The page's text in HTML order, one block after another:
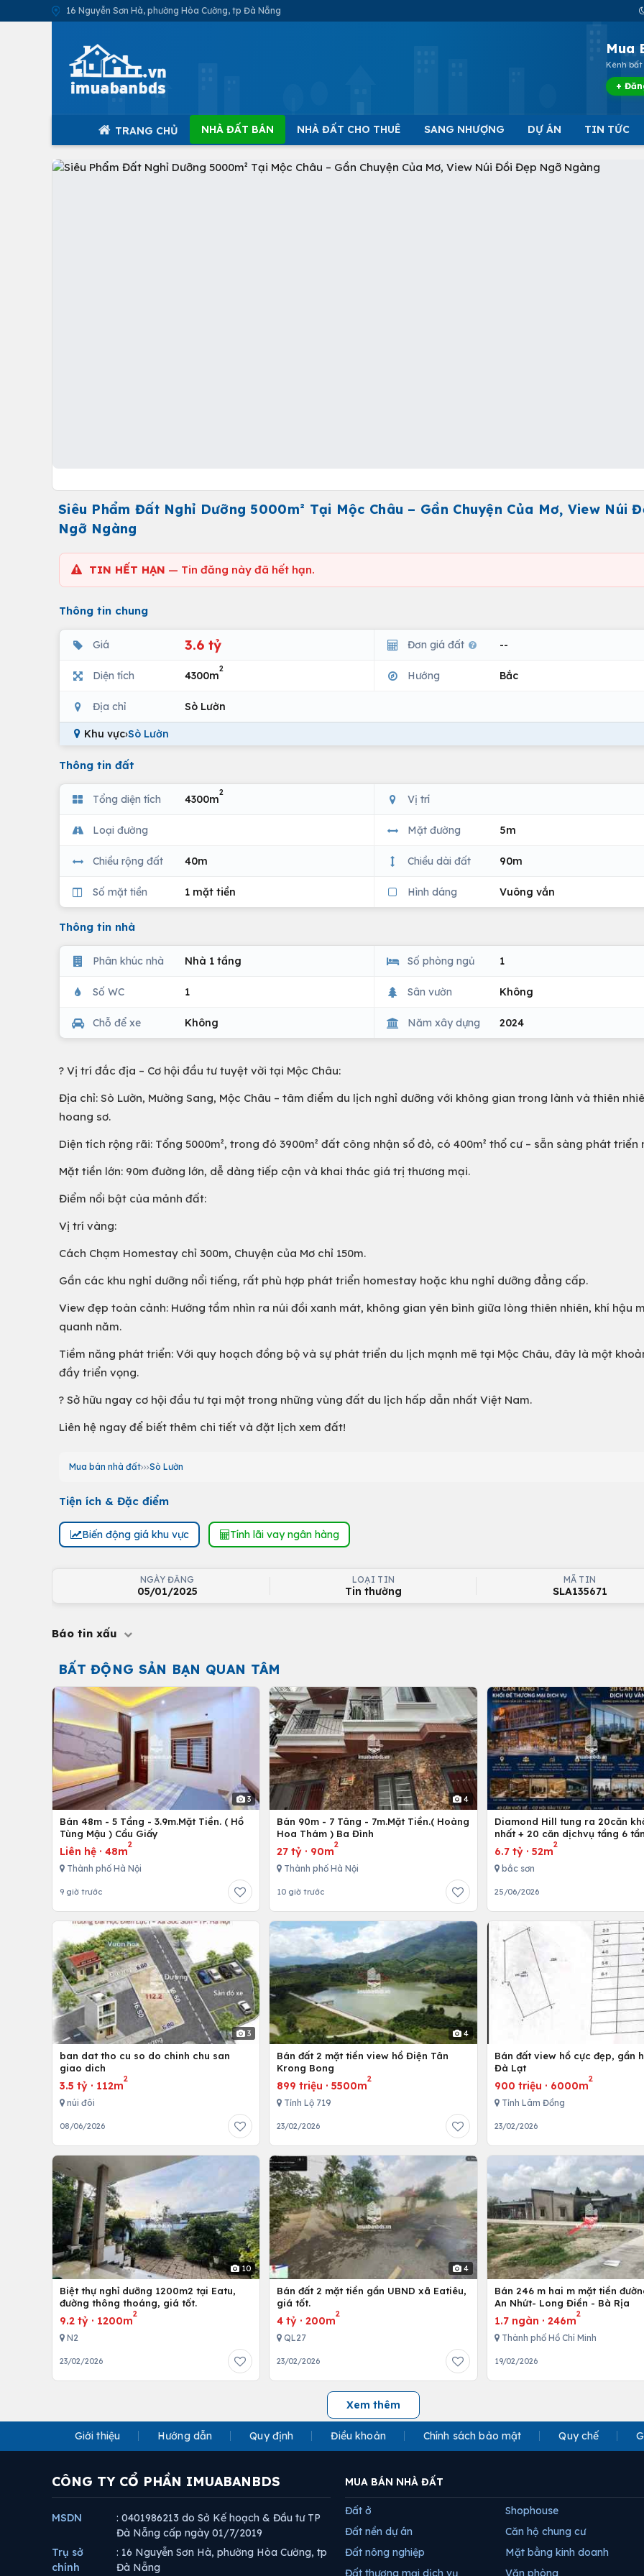
16 Nguyễn Sơn Hà, phường Hòa Cường, tp Đà Nẵng
Mua
Kênh bất
+
TRANG CHỦ NHÀ ĐẤT BÁN NHÀ ĐẤT CHO THUÊ SANG NHƯỢNG DỰ ÁN TIN TỨC
Siêu Phẩm Đất Nghỉ Dưỡng 5000m² Tại Mộc Châu – Gần Chuyện Của Mơ, View Núi
Ngỡ Ngàng
TIN HẾT HẠN — Tin đăng này đã hết hạn.
Thông tin chung
Giá 3.6 tỷ Đơn giá đất --
Diện tích 4300m
2
Hướng Bắc
Địa chỉ Sò Lườn
Khu vực›Sò Lườn
Thông tin đất
Tổng diện tích 4300m
2
Vị trí
Loại đường Mặt đường 5m
Chiều rộng đất 40m Chiều dài đất 90m
Số mặt tiền 1 mặt tiền Hình dáng Vuông vắn
Thông tin nhà
Phân khúc nhà Nhà 1 tầng Số phòng ngủ 1
Số WC 1 Sân vườn Không
Chỗ để xe Không Năm xây dựng 2024
? Vị trí đắc địa – Cơ hội đầu tư tuyệt vời tại Mộc Châu:
Địa chỉ: Sò Lườn, Mường Sang, Mộc Châu – tâm điểm du lịch nghỉ dưỡng với không gian trong lành và thiên
hoang sơ.
Diện tích rộng rãi: Tổng 5000m², trong đó 3900m² đất công nhận sổ đỏ, có 400m² thổ cư – sẵn sàng phát triển
Mặt tiền lớn: 90m đường lớn, dễ dàng tiếp cận và khai thác giá trị thương mại.
Điểm nổi bật của mảnh đất:
Vị trí vàng:
Cách Chạm Homestay chỉ 300m, Chuyện của Mơ chỉ 150m.
Gần các khu nghỉ dưỡng nổi tiếng, rất phù hợp phát triển homestay hoặc khu nghỉ dưỡng đẳng cấp.
View đẹp toàn cảnh: Hướng tầm nhìn ra núi đồi xanh mát, không gian yên bình giữa lòng thiên nhiên, khí hậu
quanh năm.
Tiềm năng phát triển: Với quy hoạch đồng bộ và sự phát triển du lịch mạnh mẽ tại Mộc Châu, đây là một
đầy triển vọng.
? Sở hữu ngay cơ hội đầu tư tại một trong những vùng đất du lịch hấp dẫn nhất Việt Nam.
Liên hệ ngay để biết thêm chi tiết và đặt lịch xem đất!
Mua bán nhà đất Sò Lườn
Tiện ích & Đặc điểm
Biến động giá khu vực Tính lãi vay ngân hàng
NGÀY ĐĂNG
05/01/2025
LOẠI TIN
Tin thường
MÃ TIN
SLA135671
Báo tin xấu
BẤT ĐỘNG SẢN BẠN QUAN TÂM
3
Bán 48m - 5 Tầng - 3.9m.Mặt Tiền. ( Hồ
Tùng Mậu ) Cầu Giấy
Liên hệ · 48m
2
Thành phố Hà Nội
9 giờ trước
4
Bán 90m - 7 Tâng - 7m.Mặt Tiền.( Hoàng
Hoa Thám ) Ba Đình
27 tỷ · 90m
2
Thành phố Hà Nội
10 giờ trước
Diamond Hill tung ra 20căn
nhất + 20 căn dịchvụ tầng 6
ích
6.7 tỷ· 52m
2
bắc sơn
25/06/2026
3
ban dat tho cu so do chinh chu san
giao dich
3.5 tỷ · 112m
2
núi đôi
08/06/2026
4
Bán đất 2 mặt tiền view hồ Điện Tân
Krong Bong
899 triệu ·5500m
2
Tỉnh Lộ 719
23/02/2026
Bán đất view hồ cực đẹp, gần
Đà Lạt
900 triệu · 6000m
2
Tỉnh Lâm Đồng
23/02/2026
10
Biệt thự nghỉ dưỡng 1200m2 tại Eatu,
đường thông thoáng, giá tốt.
9.2 tỷ · 1200m
2
N2
23/02/2026
4
Bán đất 2 mặt tiền gần UBND xã Eatiêu,
giá tốt.
4 tỷ ·200m
2
QL27
23/02/2026
Bán 246 m hai m mặt tiền
An Nhứt- Long Điền - Bà Rịa
1.7 ngàn · 246m
2
Thành phố Hồ Chí Minh
19/02/2026
Xem thêm
Giới thiệu Hướng dẫn Quy định Điều khoản Chính sách bảo mật Quy chế
CÔNG TY CỔ PHẦN IMUABANBDS
MSDN
: 0401986213 do Sở Kế hoạch & Đầu tư TP
Đà Nẵng cấp ngày 01/7/2019
Trụ sở
chính
: 16 Nguyễn Sơn Hà, phường Hòa Cường, tp
Đà Nẵng
MUA BÁN NHÀ ĐẤT
Đất ở
Đất nền dự án
Đất nông nghiệp
Đất thương mại dịch vụ
Shophouse
Căn hộ chung cư
Mặt bằng kinh doanh
Văn phòng